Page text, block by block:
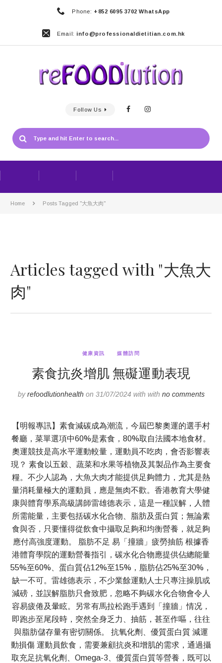
Phone: +852 6095 3702 WhatsApp
Email: info@professionaldietitian.com.hk
Follow Us
Home Posts Tagged "大魚大肉"
Articles tagged with "大魚大
肉"
健康資訊 媒體訪問
素食抗炎增肌 無礙運動表現
byrefoodlutionhealth on 31/07/2024 with with no comments
【明報專訊】素食減碳成為潮流，今屆巴黎奧運的選手村
餐廳，菜單選項中60%是素食，80%取自法國本地食材。
奧運競技是高水平運動較量，運動員不吃肉，會否影響表
現？ 素食以五穀、蔬菜和水果等植物及其製品作為主要食
糧。不少人認為，大魚大肉才能提供足夠體力，尤其是熱
量消耗量極大的運動員，應是無肉不歡。香港教育大學健
康與體育學系高級講師雷雄德表示，這是一種誤解，人體
所需能量，主要包括碳水化合物、脂肪及蛋白質；無論素
食與否，只要懂得從飲食中攝取足夠和均衡營養，就足夠
應付高強度運動。 脂肪不足 易「撞牆」疲勞抽筋 根據香
港體育學院的運動營養指引，碳水化合物應提供佔總能量
55%至60%、蛋白質佔12%至15%，脂肪佔25%至30%，
缺一不可。雷雄德表示，不少業餘運動人士只專注操肌或
減磅，並誤解脂肪只會致肥，忽略不夠碳水化合物會令人
容易疲倦及暈眩。另常有馬拉松跑手遇到「撞牆」情况，
即跑步至尾段時，突然全身乏力、抽筋，甚至作嘔，往往
與脂肪儲存量有密切關係。 抗氧化劑、優質蛋白質 減運
動損傷 運動員飲食，需要兼顧抗炎和增肌的需求，通過攝
取充足抗氧化劑、Omega-3、優質蛋白質等營養，既可以